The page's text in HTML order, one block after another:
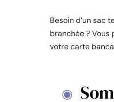
Besoin d’un sac
branchée ? Vous
votre carte